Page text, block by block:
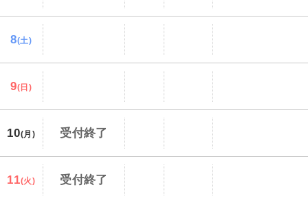
8(土)
9(日)
10(月) 受付終了
11(火) 受付終了